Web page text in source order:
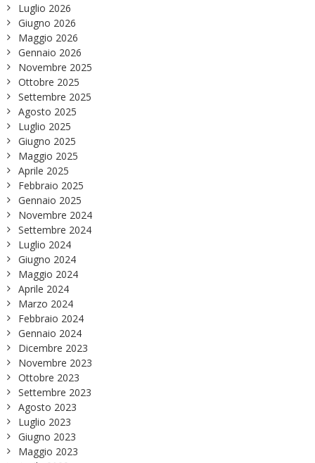
Luglio 2026
Giugno 2026
Maggio 2026
Gennaio 2026
Novembre 2025
Ottobre 2025
Settembre 2025
Agosto 2025
Luglio 2025
Giugno 2025
Maggio 2025
Aprile 2025
Febbraio 2025
Gennaio 2025
Novembre 2024
Settembre 2024
Luglio 2024
Giugno 2024
Maggio 2024
Aprile 2024
Marzo 2024
Febbraio 2024
Gennaio 2024
Dicembre 2023
Novembre 2023
Ottobre 2023
Settembre 2023
Agosto 2023
Luglio 2023
Giugno 2023
Maggio 2023